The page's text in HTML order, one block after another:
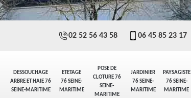
DESSOUCHAGE
ARBRE ET HAIE 76
SEINE-MARITIME
ETETAGE
76 SEINE-
MARITIME
POSE DE
CLOTURE 76
SEINE-
MARITIME
JARDINIER
76 SEINE-
MARITIME
PAYSAGISTE
76 SEINE-
MARITIME
02 52 56 43 58 06 45 85 23 17